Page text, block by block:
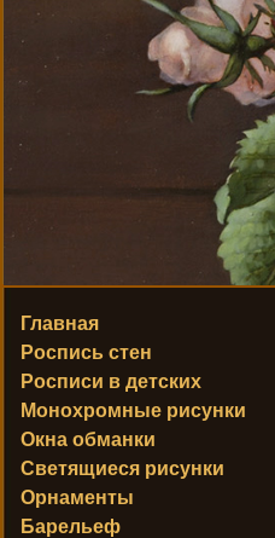
Главная
Роспись стен
Росписи в детских
Монохромные рисунки
Окна обманки
Светящиеся рисунки
Орнаменты
Барельеф